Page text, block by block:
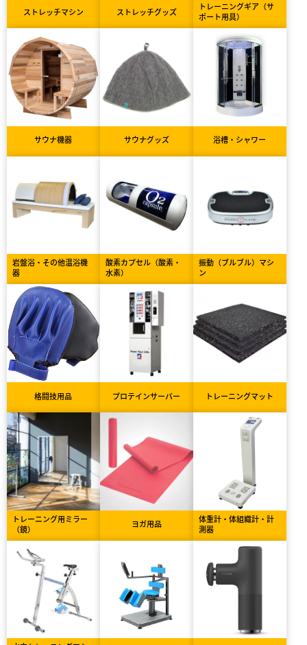
ストレッチマシン ストレッチグッズ
トレーニングギア（サ
ポート用具）
サウナ機器 サウナグッズ 浴槽・シャワー
岩盤浴・その他温浴機
器
酸素カプセル（酸素・
水素）
振動（ブルブル）マシ
ン
格闘技用品 プロテインサーバー トレーニングマット
トレーニング用ミラー
（鏡）
ヨガ用品
体重計・体組織計・計
測器